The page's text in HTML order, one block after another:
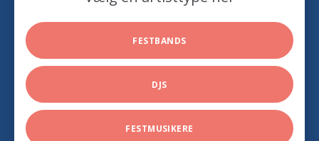
FESTBANDS
DJS
FESTMUSIKERE